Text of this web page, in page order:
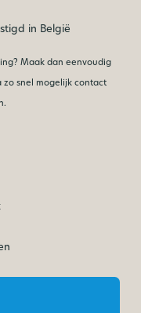
in België
Maak dan eenvoudig
snel mogelijk contact